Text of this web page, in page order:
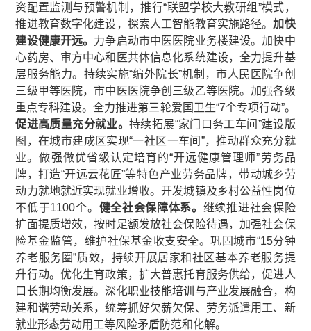
资配置监测与预警机制，推行“联盟学校大教研组”模式，
推进教育数字化建设，探索人工智能教育实施路径。加快
建设健康开远。 力争启动市中医医院业务楼建设。加快中
心药房、审方中心和医共体信息化系统建设，全力提升基
层服务能力。持续实施“编外院长”机制，市人民医院争创
三级甲等医院，市中医医院争创三级乙等医院。加强各级
重点专科建设。全力推进第三轮爱国卫生“7个专项行动”。
促进高质量充分就业。持续拓展“家门口务工车间”建设版
图，在城市建成区实现“一社区一车间”，推动群众充分就
业。做强做优省级认定培育的“开远健康管理师”劳务品
牌，打造“开远云花匠”等特色产业劳务品牌，带动城乡劳
动力就地就近实现就业增收。开发城镇及乡村公益性岗位
不低于1100个。 健全社会保障体系。 继续推进社会保险
扩面提质增效，按时足额发放社会保险待遇，加强社会保
险基金监管，维护社保基金收支安全。巩固城市“15分钟
养老服务圈”质效，持续开展居家和社区基本养老服务提
升行动。优化生育政策，扩大普惠托育服务供给，促进人
口长期均衡发展。深化职业技能培训与产业发展融合，构
建和谐劳动关系，统筹抓好欠薪欠保、劳务派遣用工、新
就业形态劳动用工等风险矛盾防范和化解。